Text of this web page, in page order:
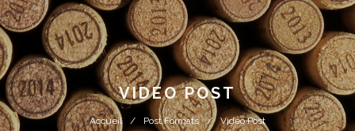
VIDEO POST
Accueil Post Formats Video Post